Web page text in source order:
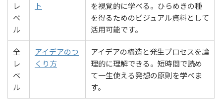
レ
ベ
ル
ト
を視覚的に学べる。ひらめきの種
を得るためのビジュアル資料として
活用可能です。
全
レ
ベ
ル
アイデアのつ
くり方
アイデアの構造と発生プロセスを論
理的に理解できる。短時間で読め
て一生使える発想の原則を学べま
す。